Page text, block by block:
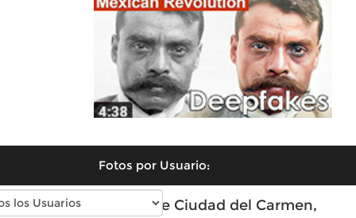
Fotos por Usuario:
Fotos antiguas de Ciudad del Carmen,